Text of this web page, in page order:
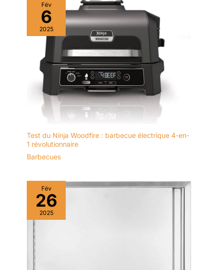
Fév
6
2025
Test du Ninja Woodfire : barbecue électrique 4-en-
1 révolutionnaire
Barbecues
Fév
26
2025